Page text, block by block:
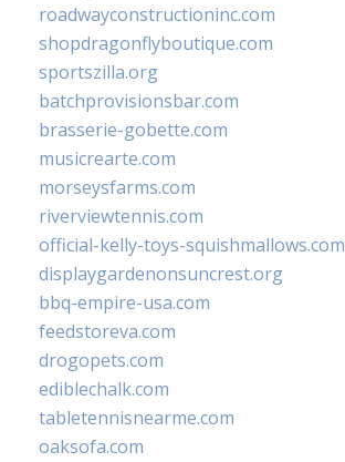
roadwayconstructioninc.com
shopdragonflyboutique.com
sportszilla.org
batchprovisionsbar.com
brasserie-gobette.com
musicrearte.com
morseysfarms.com
riverviewtennis.com
official-kelly-toys-squishmallows.com
displaygardenonsuncrest.org
bbq-empire-usa.com
feedstoreva.com
drogopets.com
ediblechalk.com
tabletennisnearme.com
oaksofa.com